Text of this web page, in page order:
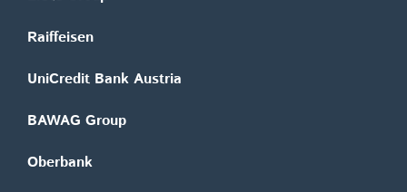
Raiffeisen
UniCredit Bank Austria
BAWAG Group
Oberbank